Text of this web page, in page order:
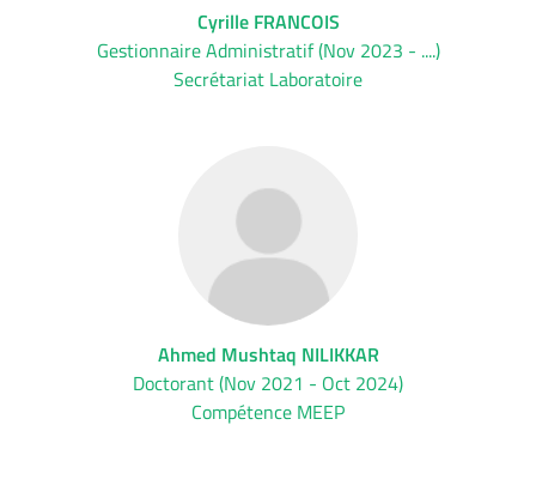
Cyrille FRANCOIS
Gestionnaire Administratif (Nov 2023 - ....)
Secrétariat Laboratoire
Ahmed Mushtaq NILIKKAR
Doctorant (Nov 2021 - Oct 2024)
Compétence MEEP